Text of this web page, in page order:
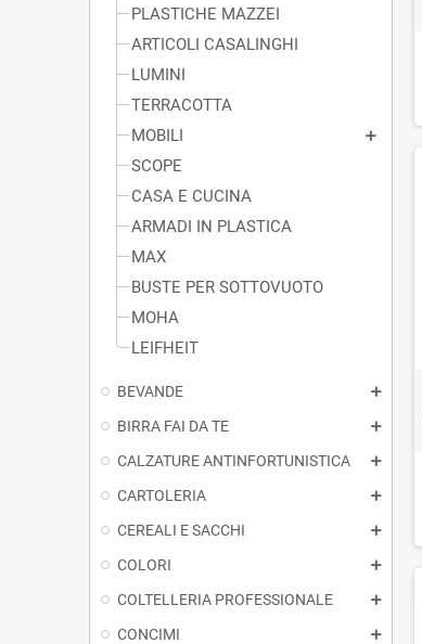
PLASTICHE MAZZEI
ARTICOLI CASALINGHI
LUMINI
TERRACOTTA
MOBILI
SCOPE
CASA E CUCINA
ARMADI IN PLASTICA
MAX
BUSTE PER SOTTOVUOTO
MOHA
LEIFHEIT
BEVANDE
BIRRA FAI DA TE
CALZATURE ANTINFORTUNISTICA
CARTOLERIA
CEREALI E SACCHI
COLORI
COLTELLERIA PROFESSIONALE
CONCIMI